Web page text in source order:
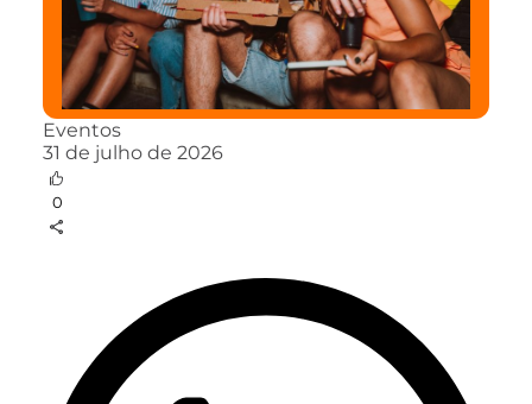
Eventos
31 de julho de 2026
0